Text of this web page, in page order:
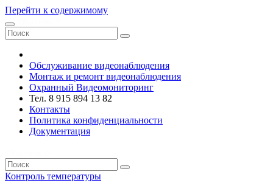
Перейти к содержимому
Обслуживание видеонаблюдения
Монтаж и ремонт видеонаблюдения
Охранный Видеомониторинг
Тел. 8 915 894 13 82
Контакты
Политика конфиденциальности
Документация
Контроль температуры